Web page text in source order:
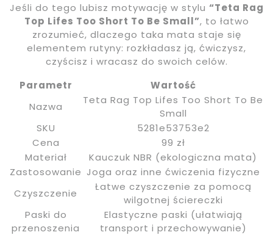
Jeśli do tego lubisz motywację w stylu “Teta Rag
Top Lifes Too Short To Be Small”, to łatwo
zrozumieć, dlaczego taka mata staje się
elementem rutyny: rozkładasz ją, ćwiczysz,
czyścisz i wracasz do swoich celów.
Parametr
Wartość
Nazwa
Teta Rag Top Lifes Too Short To Be
Small
SKU
5281e53753e2
Cena
99 zł
Materiał
Kauczuk NBR (ekologiczna mata)
Zastosowanie Joga oraz inne ćwiczenia fizyczne
Czyszczenie
Łatwe czyszczenie za pomocą
wilgotnej ściereczki
Paski do
przenoszenia
Elastyczne paski (ułatwiają
transport i przechowywanie)